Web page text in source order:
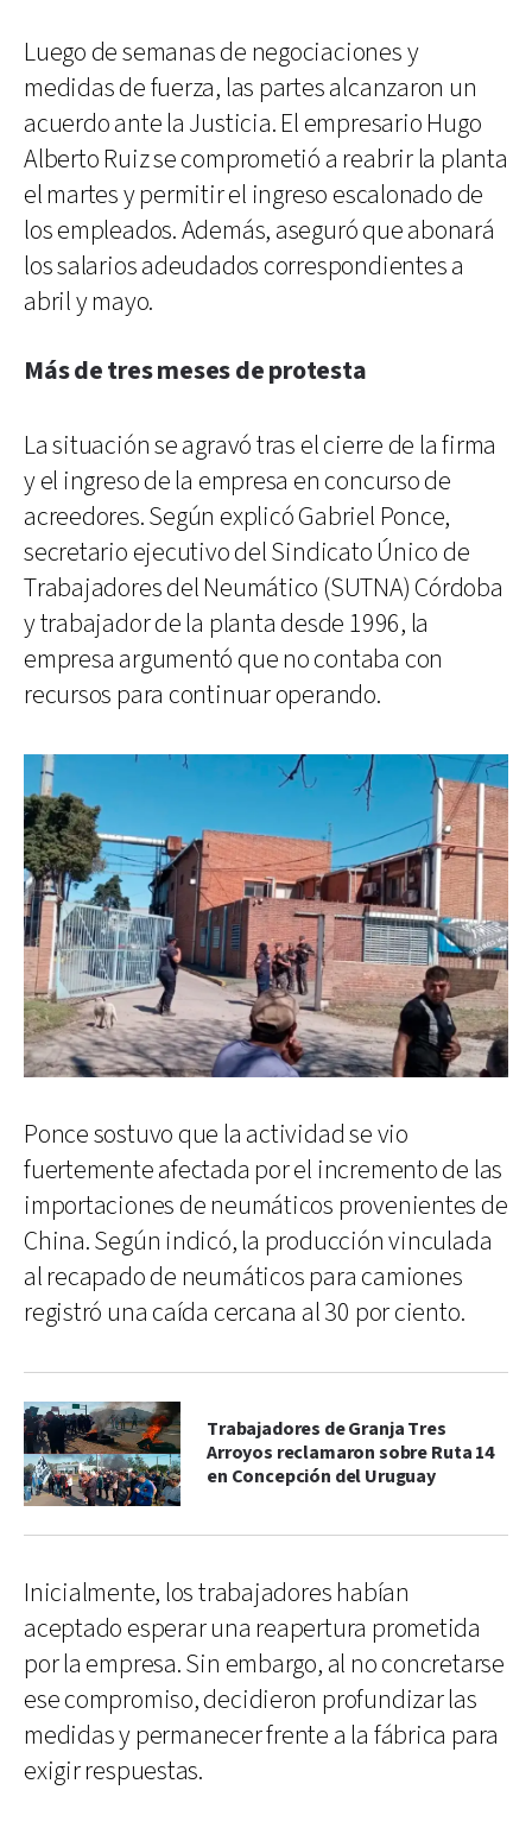
Luego de semanas de negociaciones y
medidas de fuerza, las partes alcanzaron un
acuerdo ante la Justicia. El empresario Hugo
Alberto Ruiz se comprometió a reabrir la planta
el martes y permitir el ingreso escalonado de
los empleados. Además, aseguró que abonará
los salarios adeudados correspondientes a
abril y mayo.
Más de tres meses de protesta
La situación se agravó tras el cierre de la firma
y el ingreso de la empresa en concurso de
acreedores. Según explicó Gabriel Ponce,
secretario ejecutivo del Sindicato Único de
Trabajadores del Neumático (SUTNA) Córdoba
y trabajador de la planta desde 1996, la
empresa argumentó que no contaba con
recursos para continuar operando.
Ponce sostuvo que la actividad se vio
fuertemente afectada por el incremento de las
importaciones de neumáticos provenientes de
China. Según indicó, la producción vinculada
al recapado de neumáticos para camiones
registró una caída cercana al 30 por ciento.
Trabajadores de Granja Tres
Arroyos reclamaron sobre Ruta 14
en Concepción del Uruguay
Inicialmente, los trabajadores habían
aceptado esperar una reapertura prometida
por la empresa. Sin embargo, al no concretarse
ese compromiso, decidieron profundizar las
medidas y permanecer frente a la fábrica para
exigir respuestas.